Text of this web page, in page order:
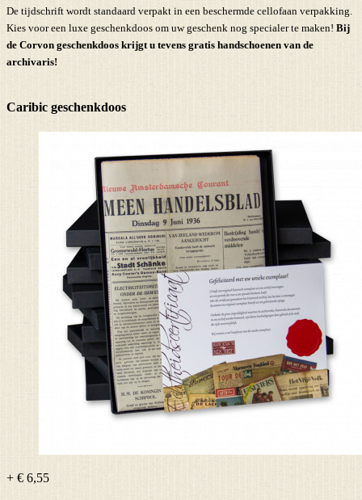
De tijdschrift wordt standaard verpakt in een beschermde cellofaan verpakking.
Kies voor een luxe geschenkdoos om uw geschenk nog specialer te maken! Bij
de Corvon geschenkdoos krijgt u tevens gratis handschoenen van de
archivaris!
Caribic geschenkdoos
+ € 6,55